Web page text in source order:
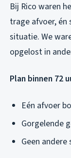
Bij Rico waren
trage afvoer, én
situatie. We
opgelost in
Plan binnen 72
Eén afvoer
Gorgelende
Geen